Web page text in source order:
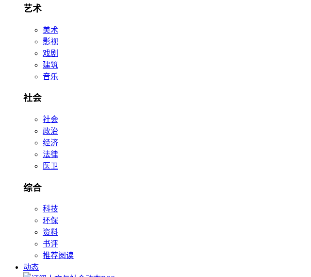
艺术
美术
影视
戏剧
建筑
音乐
社会
社会
政治
经济
法律
医卫
综合
科技
环保
资料
书评
推荐阅读
动态